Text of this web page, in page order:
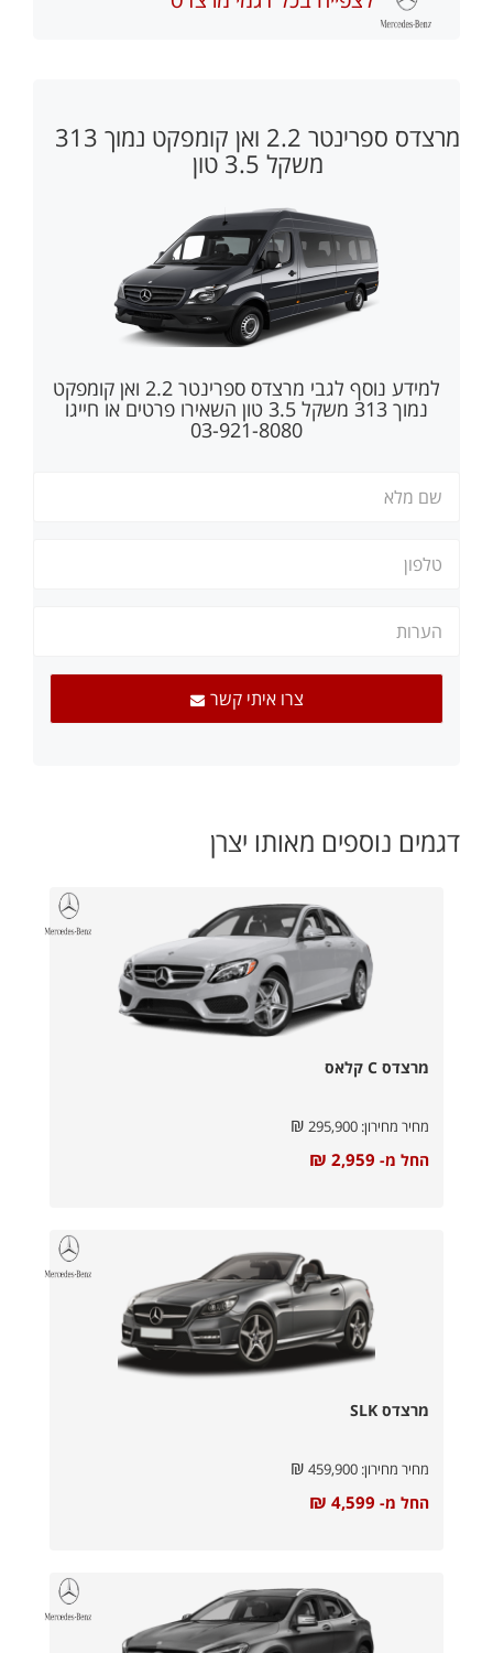
מרצדס ספרינטר 2.2 ואן קומפקט נמוך 313
משקל 3.5 טון
למידע נוסף לגבי מרצדס ספרינטר 2.2 ואן קומפקט
נמוך 313 משקל 3.5 טון השאירו פרטים או חייגו
03-921-8080
צרו איתי קשר
דגמים נוספים מאותו יצרן
מרצדס C קלאס
מחיר מחירון: ₪
החל מ- ₪
מרצדס SLK
מחיר מחירון: ₪
החל מ- ₪